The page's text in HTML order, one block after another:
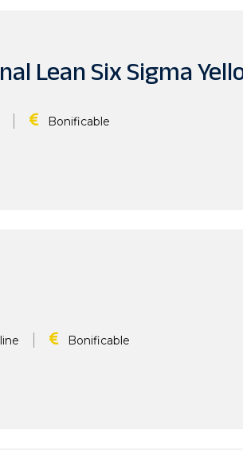
Lean Six Sigma
| Bonificable
| Bonificable